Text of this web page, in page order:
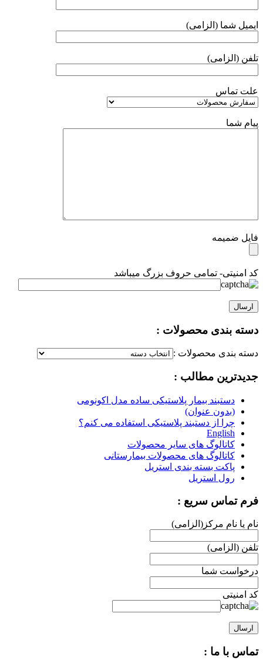
ایمیل شما (الزامی)
تلفن (الزامی)
علت تماس
پیام شما
فایل ضمیمه
کد امنیتی- تمامی حروف بزرگ میباشد
دسته بندی محصولات :
دسته بندی محصولات :
جدیدترین مطالب :
دستبند بیمار پلاستیکی ساده مدل اکونومی
(بدون عنوان)
چرا از دستبند پلاستیکی استفاده می کنم؟
English
کاتالوگ های سایر محصولات
کاتالوگ های محصولات بیمارستانی
پاکت بسته بندی استریل
رول استریل
فرم تماس سریع :
نام یا نام مرکز(الزامی)
تلفن (الزامی)
درخواست شما
کد امنیتی
تماس با ما :